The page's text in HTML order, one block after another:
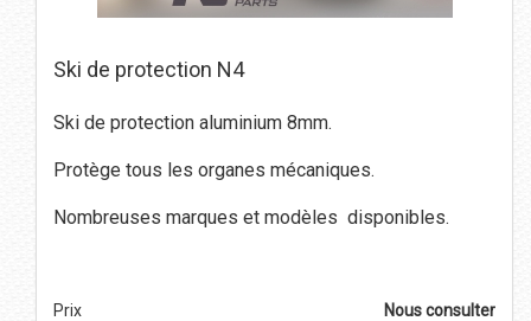
Ski de protection N4
Ski de protection aluminium 8mm.
Protège tous les organes mécaniques.
Nombreuses marques et modèles disponibles.
Prix Nous consulter